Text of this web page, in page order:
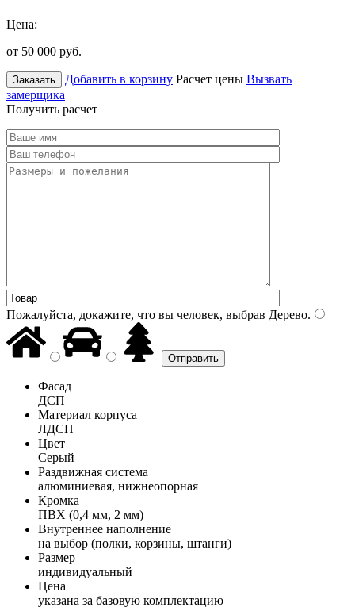
Цена:
от 50 000 руб.
Заказать Добавить в корзину Расчет цены Вызвать
замерщика
Получить расчет
Пожалуйста, докажите, что вы человек, выбрав Дерево.
Фасад
ДСП
Материал корпуса
ЛДСП
Цвет
Серый
Раздвижная система
алюминиевая, нижнеопорная
Кромка
ПВХ (0,4 мм, 2 мм)
Внутреннее наполнение
на выбор (полки, корзины, штанги)
Размер
индивидуальный
Цена
указана за базовую комплектацию